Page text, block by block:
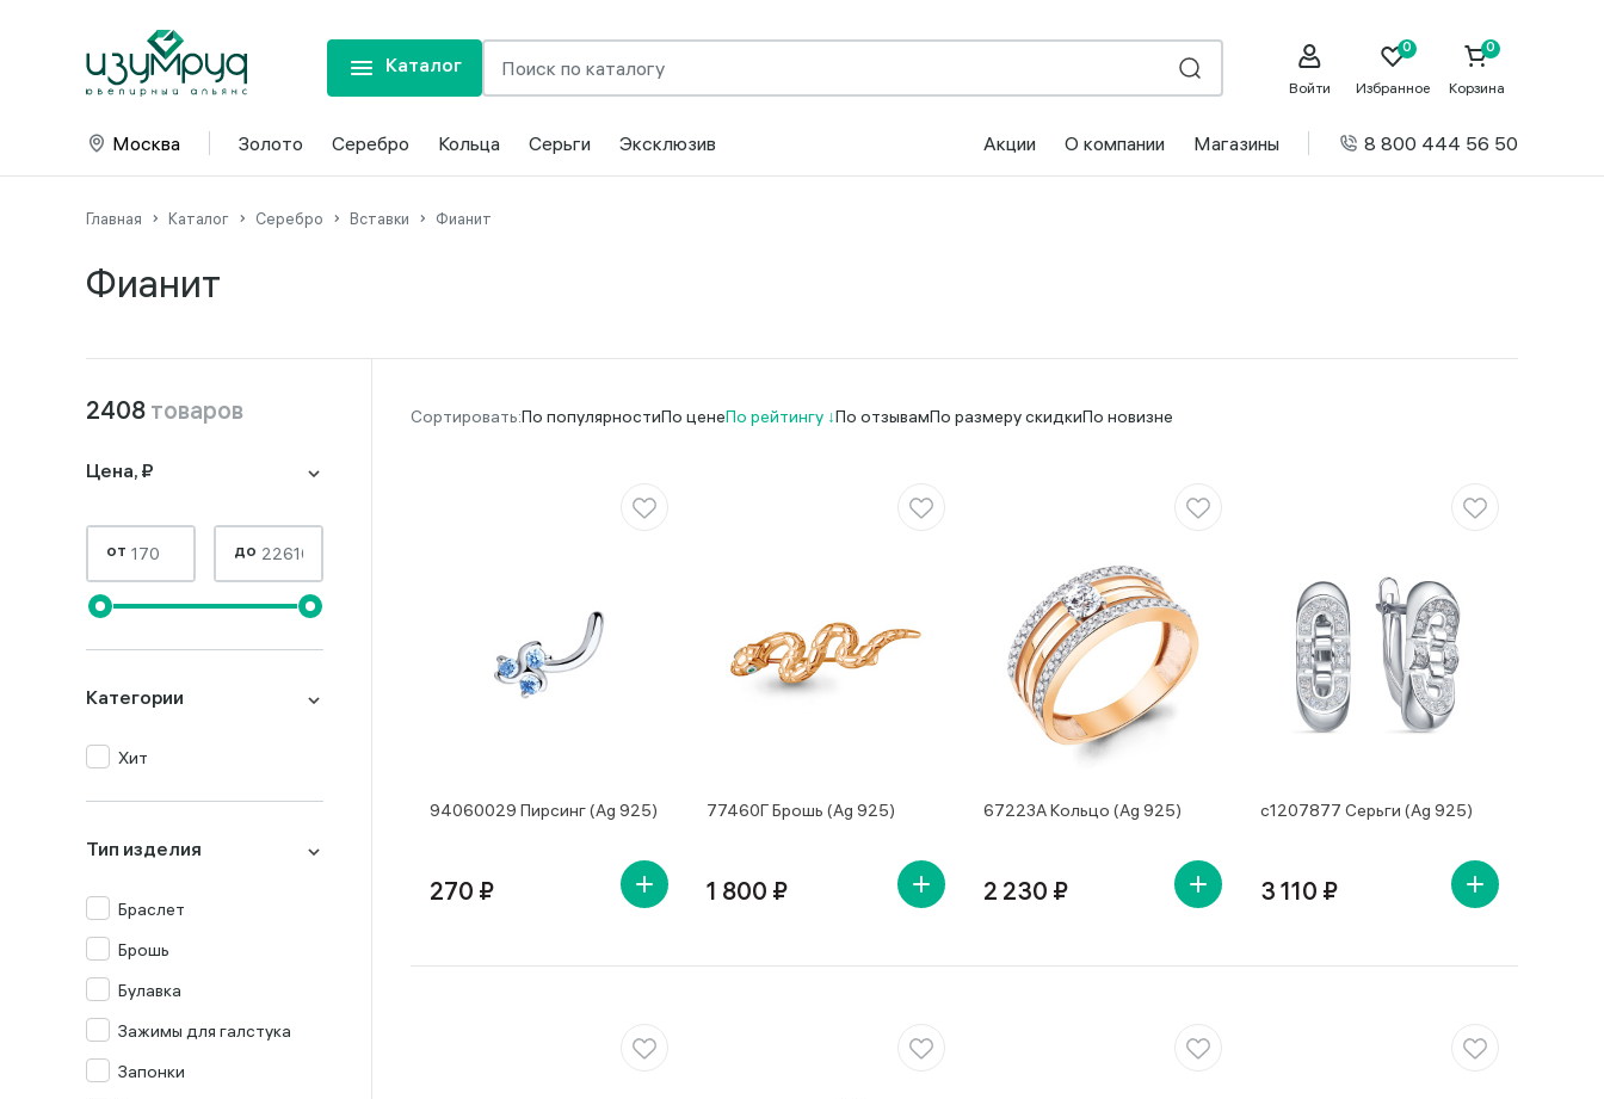
Каталог
Войти Избранное Корзина
Москва Золото Серебро Кольца Серьги Эксклюзив Акции О компании Магазины 8 800 444 56 50
Главная Каталог Серебро Вставки Фианит
Фианит
2408 товаров
Цена, ₽
от до
Категории
Хит
Тип изделия
Браслет
Брошь
Булавка
Зажимы для галстука
Запонки
По популярностиПо ценеПо рейтингу По отзывамПо размеру скидкиПо новизне
94060029 Пирсинг (Ag 925)
270 ₽
77460Г Брошь (Ag 925)
1 800 ₽
67223А Кольцо (Ag 925)
2 230 ₽
с1207877 Серьги (Ag 925)
3 110 ₽